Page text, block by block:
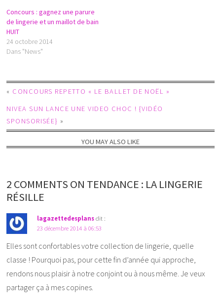
Concours : gagnez une parure
de lingerie et un maillot de bain
HUIT
24 octobre 2014
Dans "News"
« CONCOURS REPETTO « LE BALLET DE NOËL »
NIVEA SUN LANCE UNE VIDEO CHOC ! {VIDÉO
SPONSORISÉE} »
YOU MAY ALSO LIKE
2 COMMENTS ON TENDANCE : LA LINGERIE
RÉSILLE
lagazettedesplans dit :
23 décembre 2014 à 06:53
Elles sont confortables votre collection de lingerie, quelle
classe ! Pourquoi pas, pour cette fin d’année qui approche,
rendons nous plaisir à notre conjoint ou à nous même. Je veux
partager ça à mes copines.